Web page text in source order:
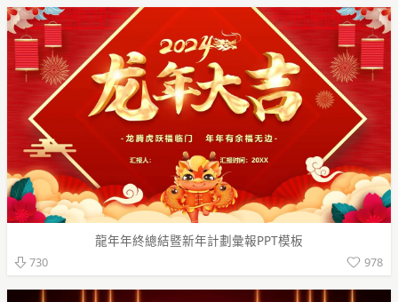
龍年年終總結暨新年計劃彙報PPT模板
730 978